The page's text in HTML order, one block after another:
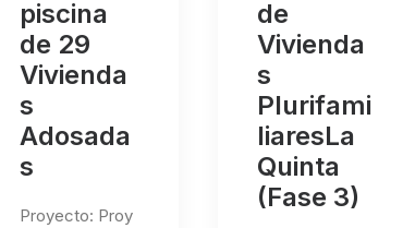
piscina
de 29
Vivienda
s
Adosada
s
Proyecto: Proy
de
Vivienda
s
Plurifami
liaresLa
Quinta
(Fase 3)